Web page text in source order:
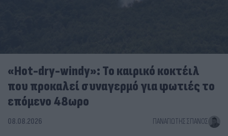
«Hot-dry-windy»: Το καιρικό κοκτέιλ
που προκαλεί συναγερμό για φωτιές το
επόμενο 48ωρο
08.08.2026 ΠΑΝΑΓΙΏΤΗΣ ΣΠΑΝΌΣ